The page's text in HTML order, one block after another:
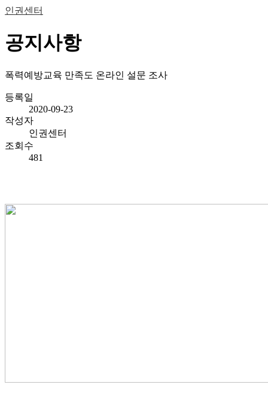
인권센터
공지사항
폭력예방교육 만족도 온라인 설문 조사
등록일
2020-09-23
작성자
인권센터
조회수
481